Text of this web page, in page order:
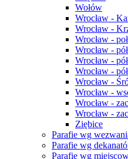
Wołów
Wrocław -
Wrocław -
Wrocław -
Wrocław -
Wrocław -
Wrocław -
Wrocław -
Wrocław -
Wrocław -
Wrocław -
Ziębice
Parafie wg
Parafie wg
Parafie wg